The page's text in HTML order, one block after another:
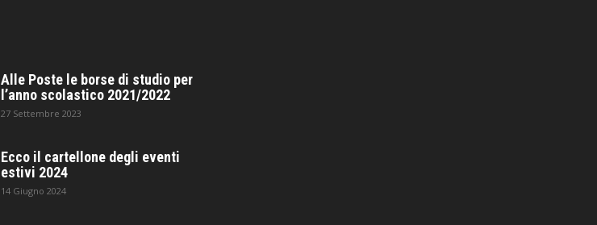
Alle Poste le borse di studio per
l’anno scolastico 2021/2022
27 Settembre 2023
Ecco il cartellone degli eventi
estivi 2024
14 Giugno 2024